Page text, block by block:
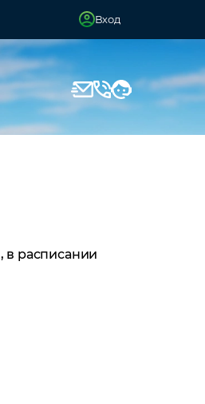
Вход
, в расписании